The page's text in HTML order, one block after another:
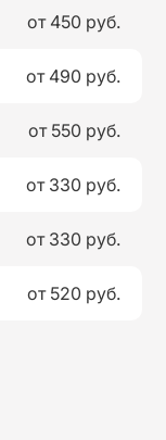
от 450 руб.
от 490 руб.
от 550 руб.
от 330 руб.
от 330 руб.
от 520 руб.